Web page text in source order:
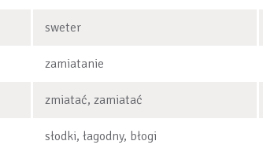
sweter
zamiatanie
zmiatać, zamiatać
słodki, łagodny, błogi